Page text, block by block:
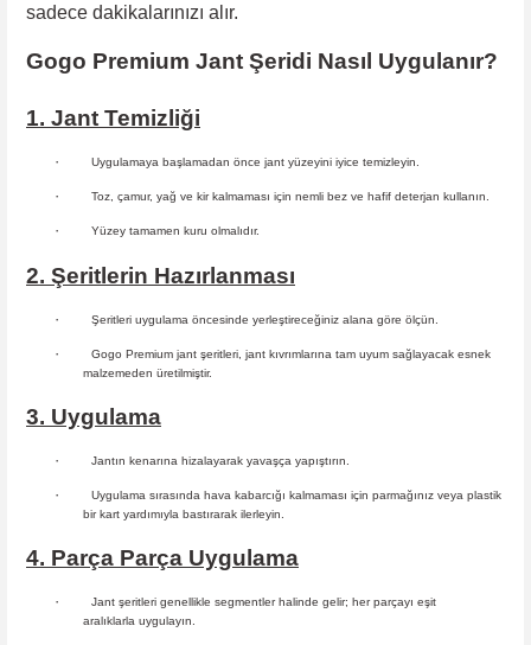
sadece dakikalarınızı alır.
Gogo Premium Jant Şeridi Nasıl Uygulanır?
1. Jant Temizliği
· Uygulamaya başlamadan önce jant yüzeyini iyice temizleyin.
· Toz, çamur, yağ ve kir kalmaması için nemli bez ve hafif deterjan kullanın.
· Yüzey tamamen kuru olmalıdır.
2. Şeritlerin Hazırlanması
· Şeritleri uygulama öncesinde yerleştireceğiniz alana göre ölçün.
·
Gogo Premium jant şeritleri, jant kıvrımlarına tam uyum sağlayacak esnek
malzemeden üretilmiştir.
3. Uygulama
· Jantın kenarına hizalayarak yavaşça yapıştırın.
·
Uygulama sırasında hava kabarcığı kalmaması için parmağınız veya plastik
bir kart yardımıyla bastırarak ilerleyin.
4. Parça Parça Uygulama
·
Jant şeritleri genellikle segmentler halinde gelir; her parçayı eşit
aralıklarla uygulayın.